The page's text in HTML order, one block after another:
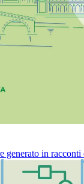
generato in racconti